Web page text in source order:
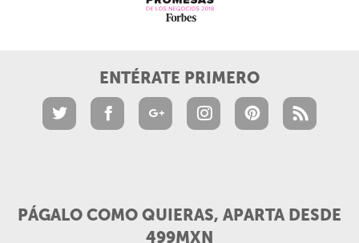
ENTÉRATE PRIMERO
PÁGALO COMO QUIERAS, APARTA DESDE
499MXN